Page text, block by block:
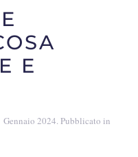
E
Gennaio 2024. Pubblicato in